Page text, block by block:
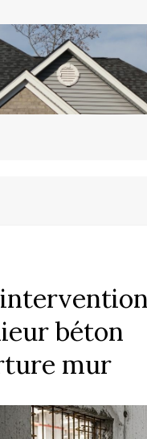
béton
mur